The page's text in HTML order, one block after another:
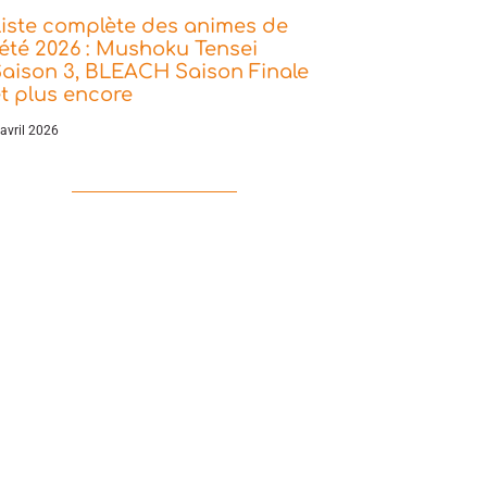
complète des animes de
2026 : Mushoku Tensei
3, BLEACH Saison Finale
plus encore
2026